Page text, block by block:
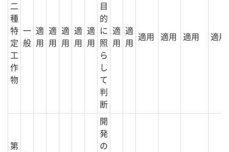
二
種
特
定
工
作
物
一
般
適
用
適
用
適
用
適
用
適
用
目
的
に
照
ら
し
て
判
断
適
用
適
用
適用 適用 適用 適用
第
開
発
の